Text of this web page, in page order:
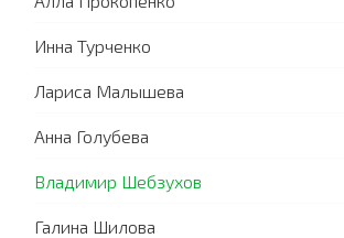
Инна Турченко
Лариса Малышева
Анна Голубева
Владимир Шебзухов
Галина Шилова